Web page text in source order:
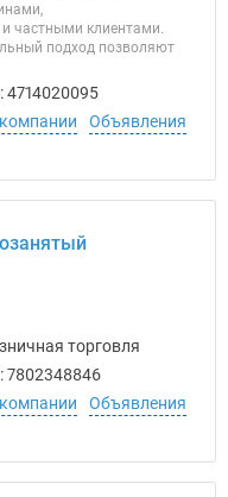
частными клиентами.
подход позволяют
4714020095
Объявления
торговля
7802348846
Объявления